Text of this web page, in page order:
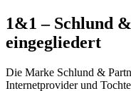
1&1 – Schlund
eingegliedert
Die Marke Schlund &
Internetprovider und